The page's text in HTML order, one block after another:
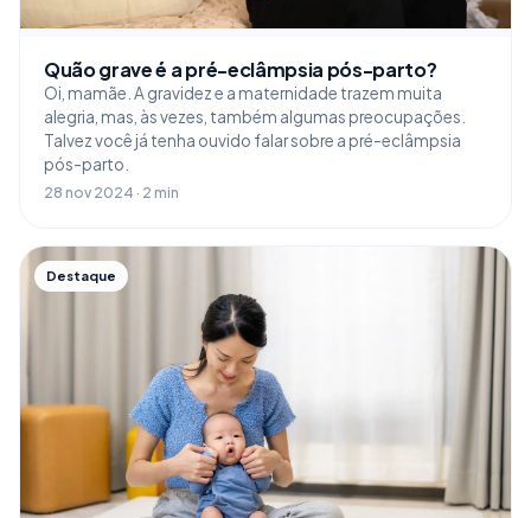
Quão grave é a pré-eclâmpsia pós-parto?
Oi, mamãe. A gravidez e a maternidade trazem muita
alegria, mas, às vezes, também algumas preocupações.
Talvez você já tenha ouvido falar sobre a pré-eclâmpsia
pós-parto.
28 nov 2024 · 2 min
Destaque